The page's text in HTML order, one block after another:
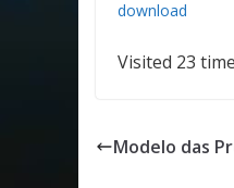
download
Visited 23
Modelo das